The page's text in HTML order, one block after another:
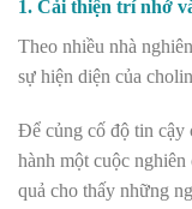
1. Cải thiện trí nhớ
Theo nhiều nhà
sự hiện diện của
Để củng cố độ tin cậy
hành một cuộc
quả cho thấy những